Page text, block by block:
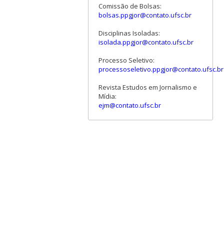
Comissão de Bolsas:
bolsas.ppgjor@contato.ufsc.br
Disciplinas Isoladas:
isolada.ppgjor@contato.ufsc.br
Processo Seletivo:
processoseletivo.ppgjor@contato.ufsc.br
Revista Estudos em Jornalismo e
Mídia:
ejm@contato.ufsc.br